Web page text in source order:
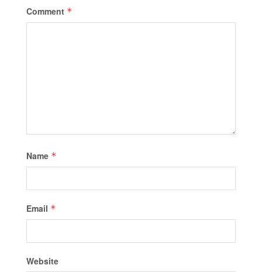
Comment *
Name *
Email *
Website